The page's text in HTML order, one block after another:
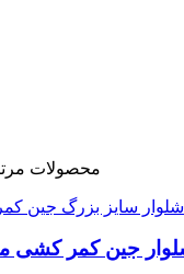
محصولات
جین کمر کشی مناسب